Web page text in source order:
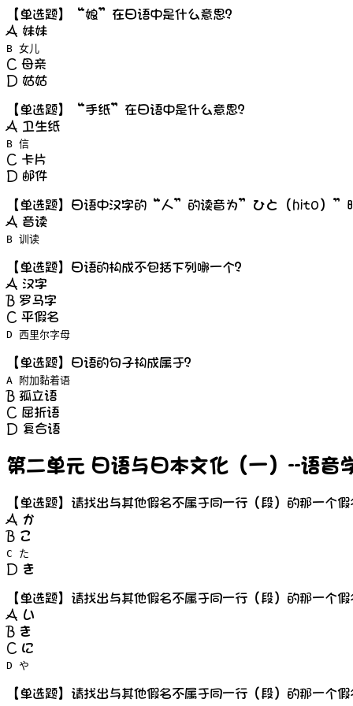
【单选题】“娘”在日语中是什么意思？
A 妹妹
B 女儿
C 母亲
D 姑姑
【单选题】“手纸”在日语中是什么意思？
A 卫生纸
B 信
C 卡片
D 邮件
【单选题】日语中汉字的“人”的读音为”ひと（hito）”
A 音读
B 训读
【单选题】日语的构成不包括下列哪一个？
A 汉字
B 罗马字
C 平假名
D 西里尔字母
【单选题】日语的句子构成属于？
A 附加黏着语
B 孤立语
C 屈折语
D 复合语
第二单元 日语与日本文化（一）--语音
【单选题】请找出与其他假名不属于同一行（段）的那一个假
A か
B こ
C た
D き
【单选题】请找出与其他假名不属于同一行（段）的那一个假
A い
B き
C に
D や
【单选题】请找出与其他假名不属于同一行（段）的那一个假